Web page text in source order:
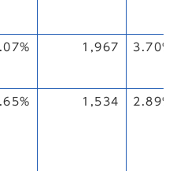
1,967 3.70%
1,534 2.89%